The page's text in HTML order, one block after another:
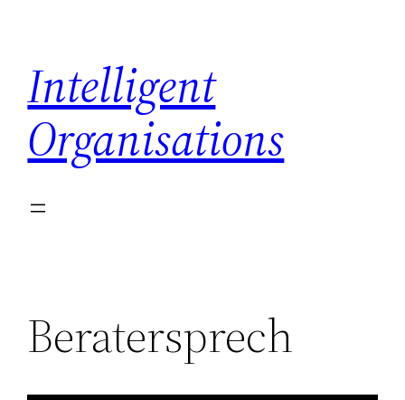
content
Intelligent
Organisations
Beratersprech